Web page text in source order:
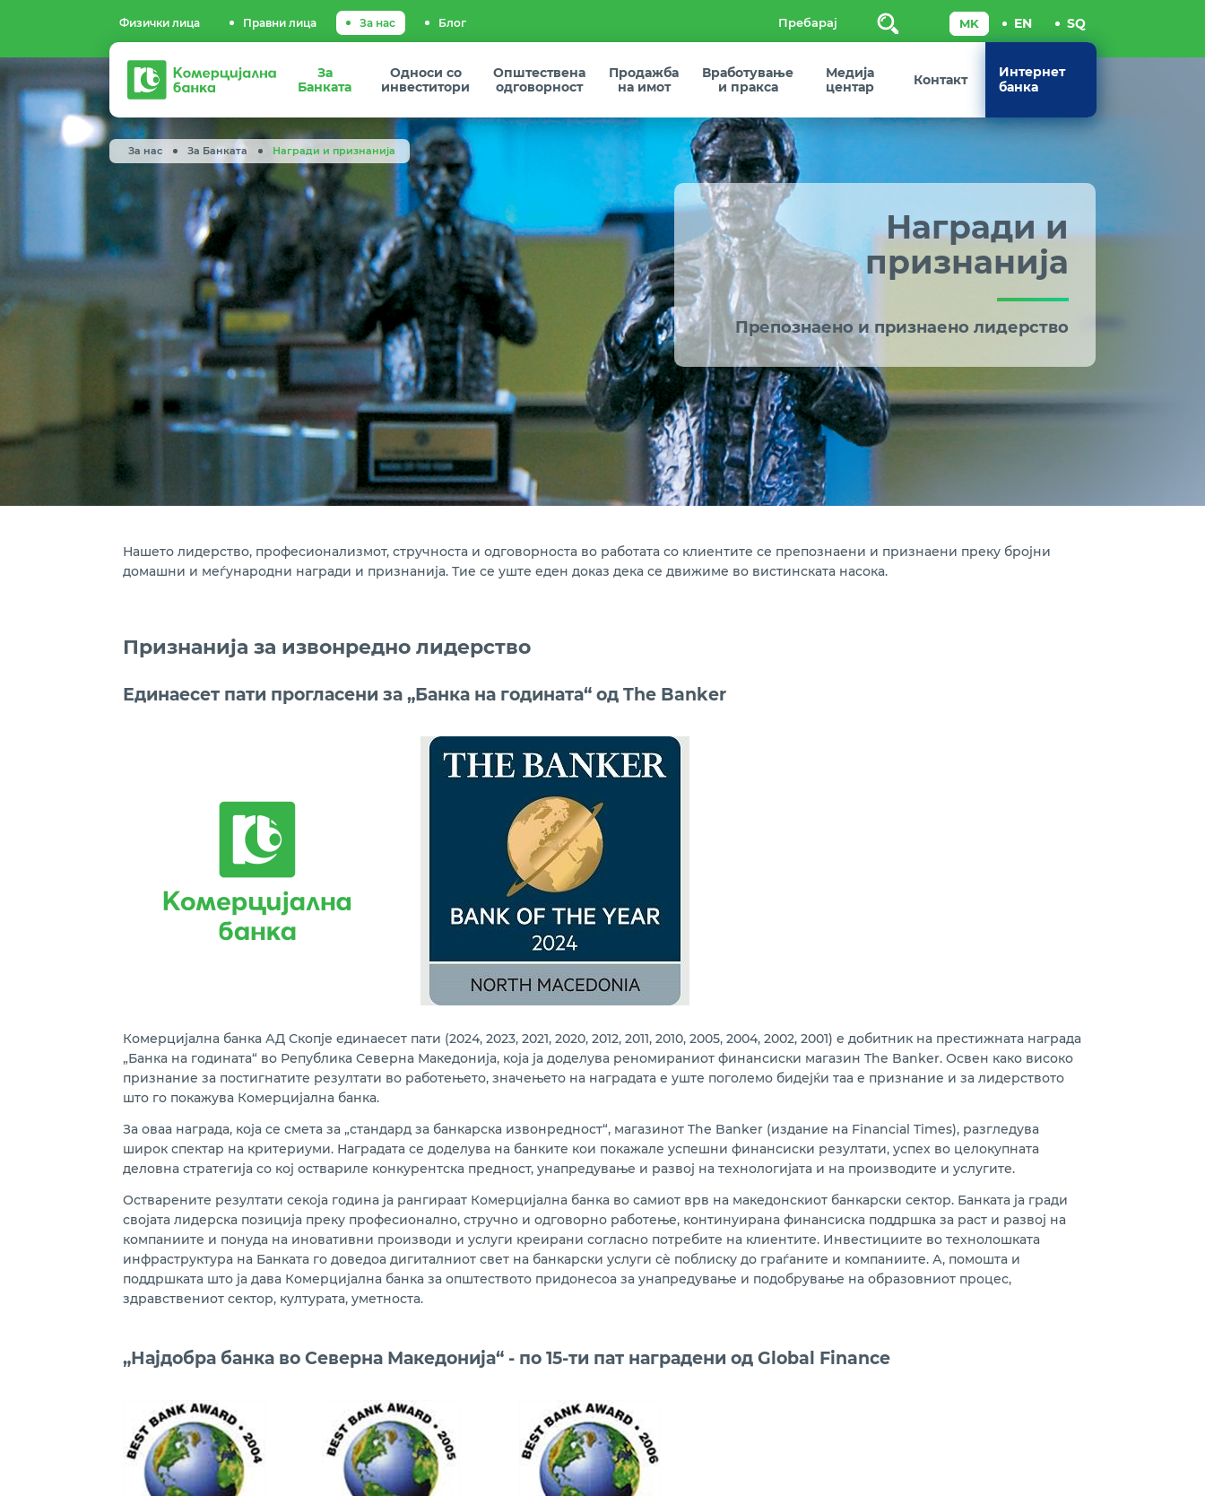
Физички лица Правни лица За нас Блог Пребарај
Комерцијална
банка
За
Банката
Односи со
инвеститори
Општествена
одговорност
Продажба
на имот
Вработување
и пракса
Медија
центар
Контакт
Интернет
банка
За нас За Банката Награди и признанија
Награди и
признанија
Препознаено и признаено лидерство
Нашето лидерство, професионализмот, стручноста и одговорноста во работата со клиентите се препознаени и признаени преку бројни
домашни и меѓународни награди и признанија. Тие се уште еден доказ дека се движиме во вистинската насока.
Признанија за извонредно лидерство
Единаесет пати прогласени за „Банка на годината“ од The Banker
Комерцијална банка АД Скопје единаесет пати (2024, 2023, 2021, 2020, 2012, 2011, 2010, 2005, 2004, 2002, 2001) е добитник на престижната награда
„Банка на годината“ во Република Северна Македонија, која ја доделува реномираниот финансиски магазин The Banker. Освен како високо
признание за постигнатите резултати во работењето, значењето на наградата е уште поголемо бидејќи таа е признание и за лидерството
што го покажува Комерцијална банка.
За оваа награда, која се смета за „стандард за банкарска извонредност“, магазинот The Banker (издание на Financial Times), разгледува
широк спектар на критериуми. Наградата се доделува на банките кои покажале успешни финансиски резултати, успех во целокупната
деловна стратегија со кој оствариле конкурентска предност, унапредување и развој на технологијата и на производите и услугите.
Остварените резултати секоја година ја рангираат Комерцијална банка во самиот врв на македонскиот банкарски сектор. Банката ја гради
својата лидерска позиција преку професионално, стручно и одговорно работење, континуирана финансиска поддршка за раст и развој на
компаниите и понуда на иновативни производи и услуги креирани согласно потребите на клиентите. Инвестициите во технолошката
инфраструктура на Банката го доведоа дигиталниот свет на банкарски услуги сѐ поблиску до граѓаните и компаниите. А, помошта и
поддршката што ја дава Комерцијална банка за општеството придонесоа за унапредување и подобрување на образовниот процес,
здравствениот сектор, културата, уметноста.
„Најдобра банка во Северна Македонија“ - по 15-ти пат наградени од Global Finance